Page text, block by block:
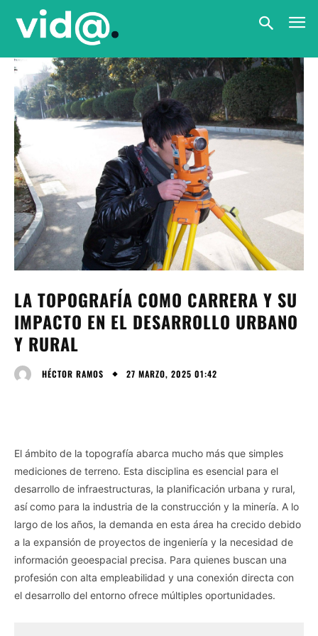
LA TOPOGRAFÍA COMO CARRERA Y SU
IMPACTO EN EL DESARROLLO URBANO
Y RURAL
HÉCTOR RAMOS 27 MARZO, 2025 01:42
El ámbito de la topografía abarca mucho más que simples
mediciones de terreno. Esta disciplina es esencial para el
desarrollo de infraestructuras, la planificación urbana y rural,
así como para la industria de la construcción y la minería. A lo
largo de los años, la demanda en esta área ha crecido debido
a la expansión de proyectos de ingeniería y la necesidad de
información geoespacial precisa. Para quienes buscan una
profesión con alta empleabilidad y una conexión directa con
el desarrollo del entorno ofrece múltiples oportunidades.